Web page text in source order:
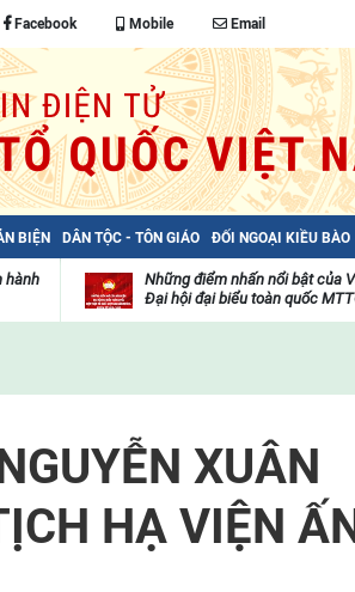
Facebook Mobile Email
BIỆN DÂN TỘC - TÔN GIÁO ĐỐI NGOẠI KIỀU BÀO
hành
Những điểm nhấn nổi bật của
Đại hội đại biểu toàn quốc
XUÂN
HẠ VIỆN